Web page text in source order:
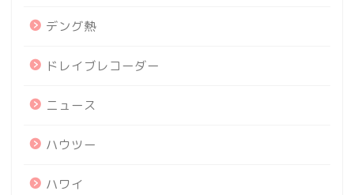
デング熱
ドレイブレコーダー
ニュース
ハウツー
ハワイ